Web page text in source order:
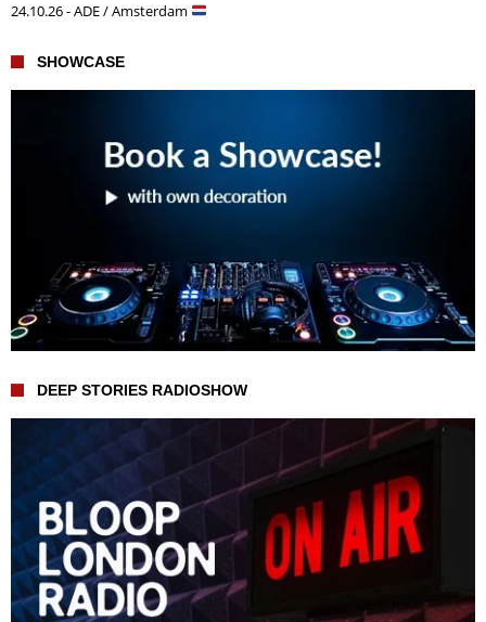
24.10.26 - ADE / Amsterdam
SHOWCASE
DEEP STORIES RADIOSHOW